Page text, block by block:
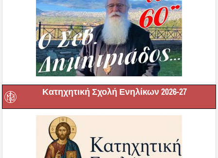
Κατηχητική Σχολή Ενηλίκων 2026-27